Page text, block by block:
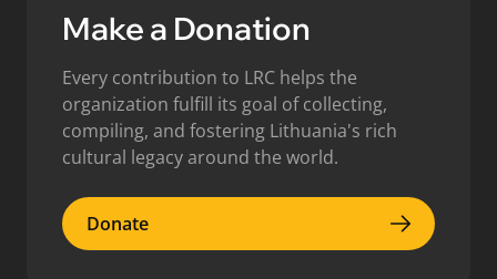
Make a Donation
Every contribution to LRC helps the
organization fulfill its goal of collecting,
compiling, and fostering Lithuania's rich
cultural legacy around the world.
Donate